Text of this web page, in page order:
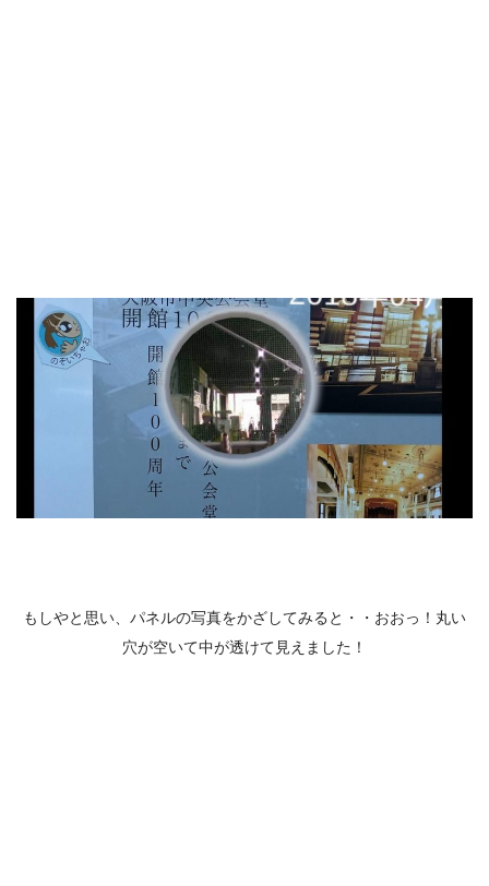
もしやと思い、パネルの写真をかざしてみると・・おおっ！丸い
穴が空いて中が透けて見えました！